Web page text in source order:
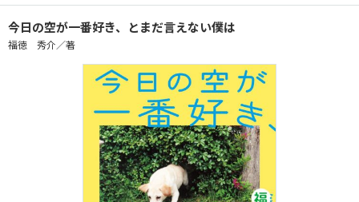
今日の空が一番好き、とまだ言えない僕は
福徳 秀介／著